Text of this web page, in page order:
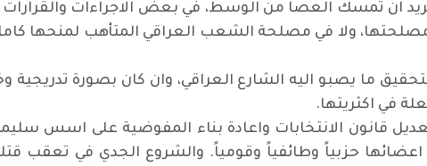
ان تمسك العصا من الوسط، في بعض الاجراءات
ولا في مصلحة الشعب العراقي المتأهب لمنحها
ما يصبو اليه الشارع العراقي، وان كان بصورة تدريجية
في اكثريتها.
قانون الانتخابات واعادة بناء المفوضية على اسس
حزبياً وطائفياً وقومياً. والشروع الجدي في تعقب